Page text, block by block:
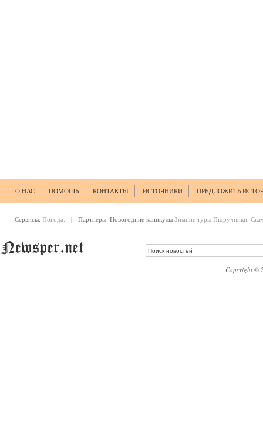
О НАС ПОМОЩЬ КОНТАКТЫ ИСТОЧНИКИ ПРЕДЛОЖИТЬ
Сервисы: Погода. | Партнёры: Новогодние каникулы Зимние туры Підручники.
Copyright ©